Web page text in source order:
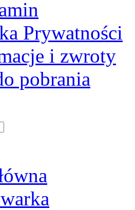
Prywatności
i zwroty
pobrania